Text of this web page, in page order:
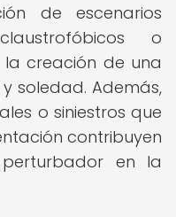
de escenarios
o
creación de una
soledad. Además,
o siniestros que
contribuyen
en la